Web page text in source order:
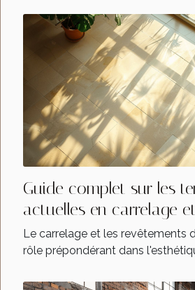
Guide complet sur les
actuelles en carrelage
Le carrelage et les revêtements
rôle prépondérant dans